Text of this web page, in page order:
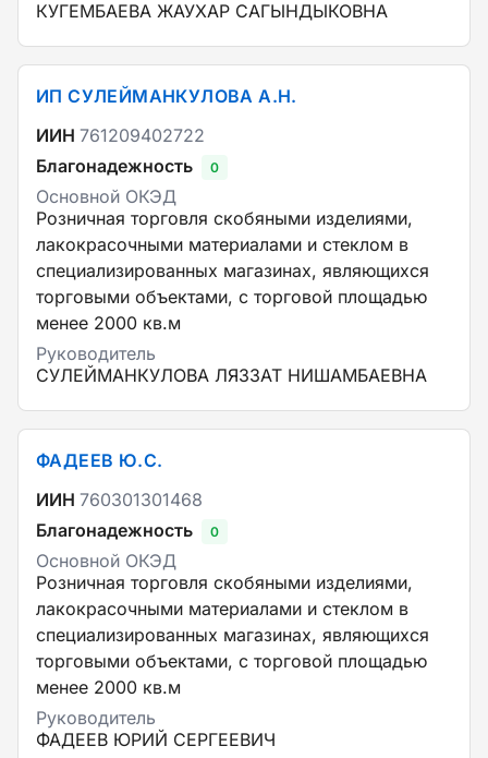
КУГЕМБАЕВА ЖАУХАР САГЫНДЫКОВНА
ИП СУЛЕЙМАНКУЛОВА А.Н.
ИИН 761209402722
Благонадежность
0
Основной ОКЭД
Розничная торговля скобяными изделиями,
лакокрасочными материалами и стеклом в
специализированных магазинах, являющихся
торговыми объектами, с торговой площадью
менее 2000 кв.м
Руководитель
СУЛЕЙМАНКУЛОВА ЛЯЗЗАТ НИШАМБАЕВНА
ФАДЕЕВ Ю.С.
ИИН 760301301468
Благонадежность
0
Основной ОКЭД
Розничная торговля скобяными изделиями,
лакокрасочными материалами и стеклом в
специализированных магазинах, являющихся
торговыми объектами, с торговой площадью
менее 2000 кв.м
Руководитель
ФАДЕЕВ ЮРИЙ СЕРГЕЕВИЧ